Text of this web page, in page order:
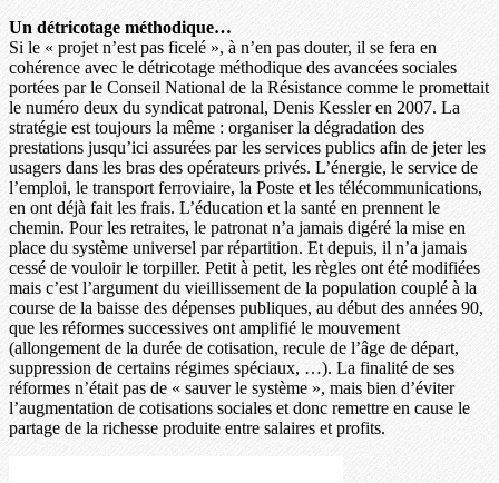
Un détricotage méthodique…
Si le « projet n’est pas ficelé », à n’en pas douter, il se fera en
cohérence avec le détricotage méthodique des avancées sociales
portées par le Conseil National de la Résistance comme le promettait
le numéro deux du syndicat patronal, Denis Kessler en 2007. La
stratégie est toujours la même : organiser la dégradation des
prestations jusqu’ici assurées par les services publics afin de jeter les
usagers dans les bras des opérateurs privés. L’énergie, le service de
l’emploi, le transport ferroviaire, la Poste et les télécommunications,
en ont déjà fait les frais. L’éducation et la santé en prennent le
chemin. Pour les retraites, le patronat n’a jamais digéré la mise en
place du système universel par répartition. Et depuis, il n’a jamais
cessé de vouloir le torpiller. Petit à petit, les règles ont été modifiées
mais c’est l’argument du vieillissement de la population couplé à la
course de la baisse des dépenses publiques, au début des années 90,
que les réformes successives ont amplifié le mouvement
(allongement de la durée de cotisation, recule de l’âge de départ,
suppression de certains régimes spéciaux, …). La finalité de ses
réformes n’était pas de « sauver le système », mais bien d’éviter
l’augmentation de cotisations sociales et donc remettre en cause le
partage de la richesse produite entre salaires et profits.